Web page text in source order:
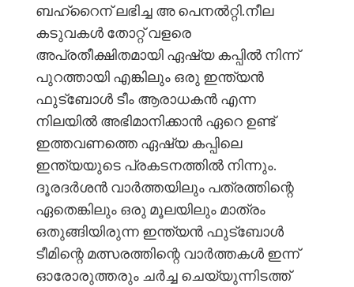
ബഹ്റൈന് ലഭിച്ച അ പെനൽറ്റി.നീല
കടുവകൾ തോറ്റ് വളരെ
അപ്രതീക്ഷിതമായി ഏഷ്യ കപ്പിൽ നിന്ന്
പുറത്തായി എങ്കിലും ഒരു ഇന്ത്യൻ
ഫുട്ബോൾ ടീം ആരാധകൻ എന്ന
നിലയിൽ അഭിമാനിക്കാൻ ഏറെ ഉണ്ട്
ഇത്തവണത്തെ ഏഷ്യ കപ്പിലെ
ഇന്ത്യയുടെ പ്രകടനത്തിൽ നിന്നും.
ദൂരദർശൻ വാർത്തയിലും പത്രത്തിന്റെ
ഏതെങ്കിലും ഒരു മൂലയിലും മാത്രം
ഒതുങ്ങിയിരുന്ന ഇന്ത്യൻ ഫുട്ബോൾ
ടീമിന്റെ മത്സരത്തിന്റെ വാർത്തകൾ ഇന്ന്
ഓരോരുത്തരും ചർച്ച ചെയ്യുന്നിടത്ത്